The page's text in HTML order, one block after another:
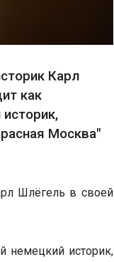
Карл
как
Москва"
Шлëгель в своей
немецкий историк,